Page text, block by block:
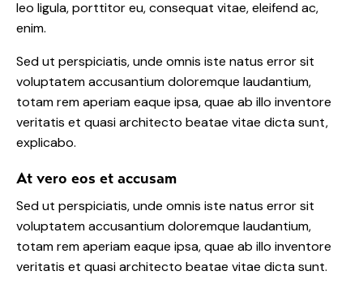
leo ligula, porttitor eu, consequat vitae, eleifend ac,
enim.
Sed ut perspiciatis, unde omnis iste natus error sit
voluptatem accusantium doloremque laudantium,
totam rem aperiam eaque ipsa, quae ab illo inventore
veritatis et quasi architecto beatae vitae dicta sunt,
explicabo.
At vero eos et accusam
Sed ut perspiciatis, unde omnis iste natus error sit
voluptatem accusantium doloremque laudantium,
totam rem aperiam eaque ipsa, quae ab illo inventore
veritatis et quasi architecto beatae vitae dicta sunt.